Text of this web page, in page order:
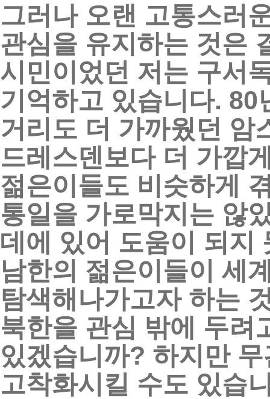
그러나 오랜 고통스러
관심을 유지하는 것은
시민이었던 저는 구서
기억하고 있습니다. 80
거리도 더 가까웠던 암
드레스덴보다 더 가깝
젊은이들도 비슷하게
통일을 가로막지는 않
데에 있어 도움이 되지
남한의 젊은이들이 세
탐색해나가고자 하는
북한을 관심 밖에 두려
있겠습니까? 하지만
고착화시킬 수도 있습